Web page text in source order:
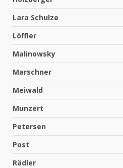
Lara Schulze
Löffler
Malinowsky
Marschner
Meiwald
Munzert
Petersen
Post
Rädler